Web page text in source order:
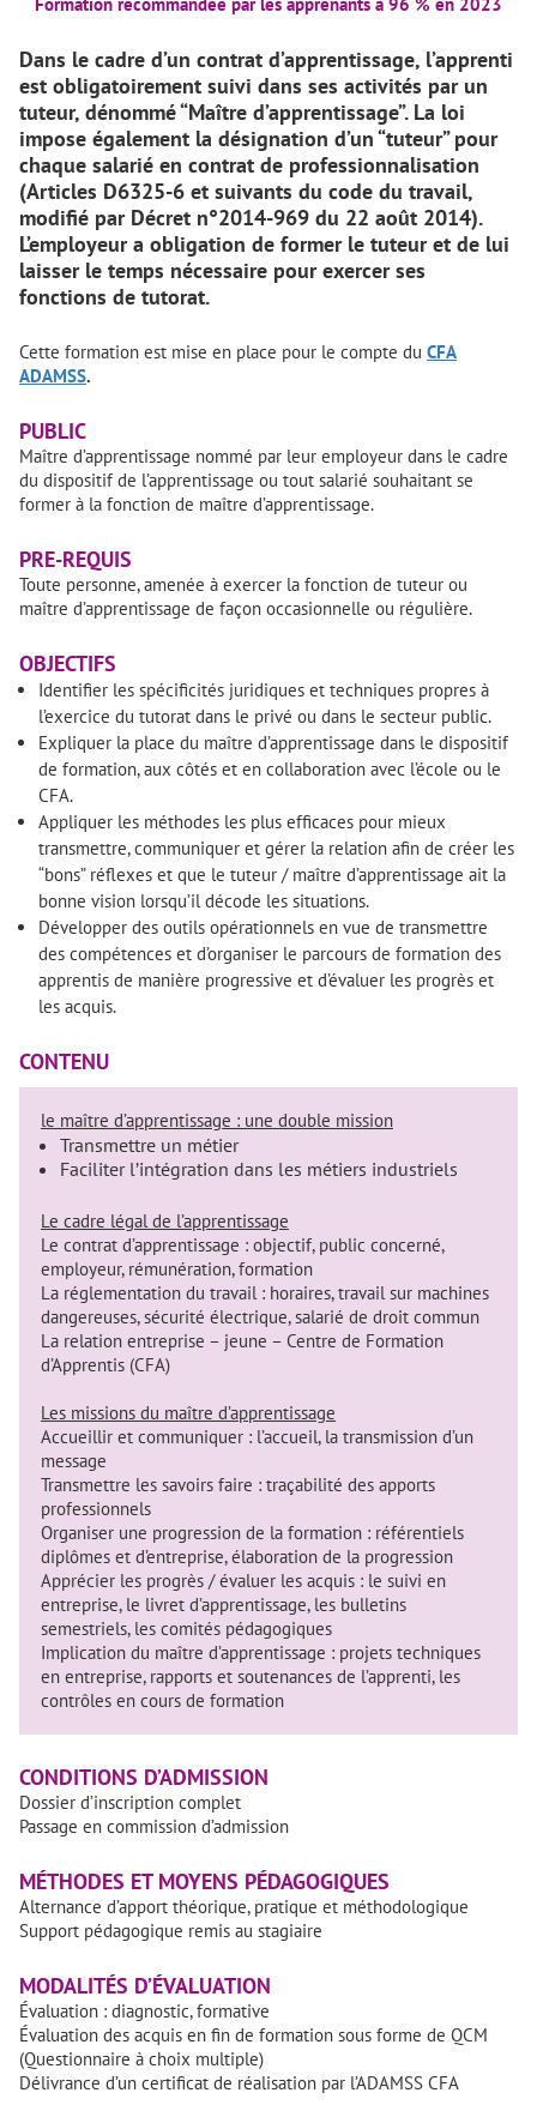
Dans le cadre d’un contrat d’apprentissage, l’apprenti
est obligatoirement suivi dans ses activités par un
tuteur, dénommé “Maître d’apprentissage”. La loi
impose également la désignation d’un “tuteur” pour
chaque salarié en contrat de professionnalisation
(Articles D6325-6 et suivants du code du travail,
modifié par Décret n°2014-969 du 22 août 2014).
L’employeur a obligation de former le tuteur et de lui
laisser le temps nécessaire pour exercer ses
fonctions de tutorat.
Cette formation est mise en place pour le compte du CFA
ADAMSS.
PUBLIC
Maître d’apprentissage nommé par leur employeur dans le cadre
du dispositif de l’apprentissage ou tout salarié souhaitant se
former à la fonction de maître d’apprentissage.
PRE-REQUIS
Toute personne, amenée à exercer la fonction de tuteur ou
maître d’apprentissage de façon occasionnelle ou régulière.
OBJECTIFS
Identifier les spécificités juridiques et techniques propres à
l’exercice du tutorat dans le privé ou dans le secteur public.
Expliquer la place du maître d’apprentissage dans le dispositif
de formation, aux côtés et en collaboration avec l’école ou le
CFA.
Appliquer les méthodes les plus efficaces pour mieux
transmettre, communiquer et gérer la relation afin de créer les
“bons” réflexes et que le tuteur / maître d’apprentissage ait la
bonne vision lorsqu’il décode les situations.
Développer des outils opérationnels en vue de transmettre
des compétences et d’organiser le parcours de formation des
apprentis de manière progressive et d’évaluer les progrès et
les acquis.
CONTENU
le maître d’apprentissage : une double mission
Transmettre un métier
Faciliter l’intégration dans les métiers industriels
Le cadre légal de l’apprentissage
Le contrat d’apprentissage : objectif, public concerné,
employeur, rémunération, formation
La réglementation du travail : horaires, travail sur machines
dangereuses, sécurité électrique, salarié de droit commun
La relation entreprise – jeune – Centre de Formation
d’Apprentis (CFA)
Les missions du maître d’apprentissage
Accueillir et communiquer : l’accueil, la transmission d’un
message
Transmettre les savoirs faire : traçabilité des apports
professionnels
Organiser une progression de la formation : référentiels
diplômes et d’entreprise, élaboration de la progression
Apprécier les progrès / évaluer les acquis : le suivi en
entreprise, le livret d’apprentissage, les bulletins
semestriels, les comités pédagogiques
Implication du maître d’apprentissage : projets techniques
en entreprise, rapports et soutenances de l’apprenti, les
contrôles en cours de formation
CONDITIONS D’ADMISSION
Dossier d’inscription complet
Passage en commission d’admission
MÉTHODES ET MOYENS PÉDAGOGIQUES
Alternance d’apport théorique, pratique et méthodologique
Support pédagogique remis au stagiaire
MODALITÉS D’ÉVALUATION
Évaluation : diagnostic, formative
Évaluation des acquis en fin de formation sous forme de QCM
(Questionnaire à choix multiple)
Délivrance d’un certificat de réalisation par l’ADAMSS CFA